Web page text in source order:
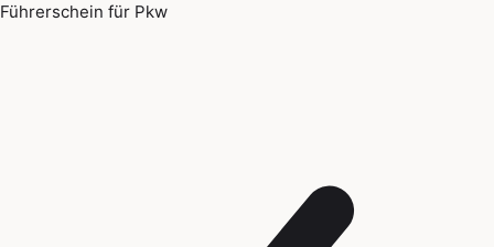
Führerschein für Pkw